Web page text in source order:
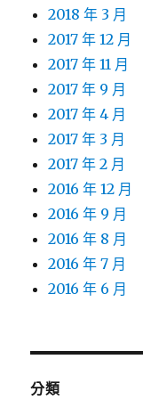
2018 年 3 月
2017 年 12 月
2017 年 11 月
2017 年 9 月
2017 年 4 月
2017 年 3 月
2017 年 2 月
2016 年 12 月
2016 年 9 月
2016 年 8 月
2016 年 7 月
2016 年 6 月
分類